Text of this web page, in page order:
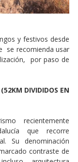
y festivos desde
se recomienda usar
por paso de
DIVIDIDOS EN
recientemente
que recorre
Su denominación
contraste de